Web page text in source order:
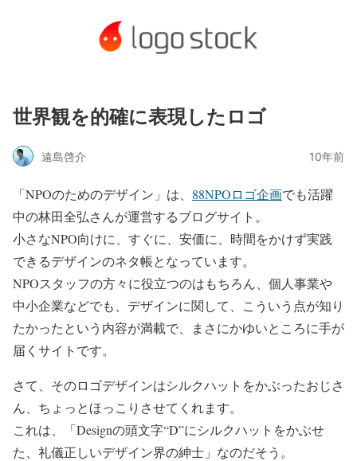
世界観を的確に表現したロゴ
遠島啓介 10年前
「NPOのためのデザイン」は、 88NPOロゴ企画でも活躍
中の林田全弘さんが運営するブログサイト。
小さなNPO向けに、すぐに、安価に、時間をかけず実践
できるデザインのネタ帳となっています。
NPOスタッフの方々に役立つのはもちろん、個人事業や
中小企業などでも、デザインに関して、こういう点が知り
たかったという内容が満載で、まさにかゆいところに手が
届くサイトです。
さて、そのロゴデザインはシルクハットをかぶったおじさ
ん、ちょっとほっこりさせてくれます。
これは、「Designの頭文字“D”にシルクハットをかぶせ
た、礼儀正しいデザイン界の紳士」なのだそう。